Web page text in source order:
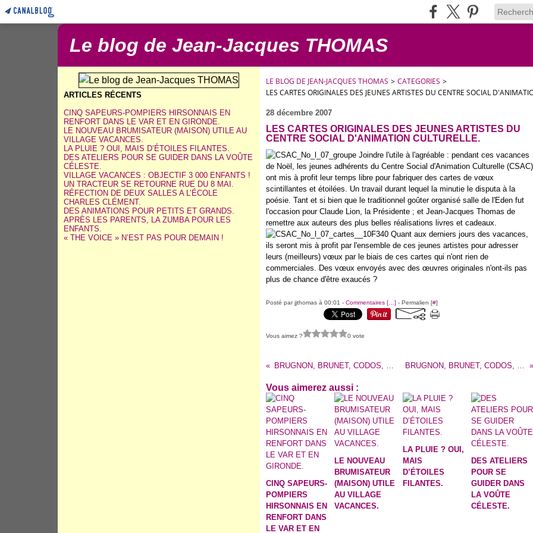
Le blog de Jean-Jacques THOMAS
ARTICLES RÉCENTS
CINQ SAPEURS-POMPIERS HIRSONNAIS EN
RENFORT DANS LE VAR ET EN GIRONDE.
LE NOUVEAU BRUMISATEUR (MAISON) UTILE AU
VILLAGE VACANCES.
LA PLUIE ? OUI, MAIS D’ÉTOILES FILANTES.
DES ATELIERS POUR SE GUIDER DANS LA VOÛTE
CÉLESTE.
VILLAGE VACANCES : OBJECTIF 3 000 ENFANTS !
UN TRACTEUR SE RETOURNE RUE DU 8 MAI.
RÉFECTION DE DEUX SALLES A L’ÉCOLE
CHARLES CLÉMENT.
DES ANIMATIONS POUR PETITS ET GRANDS.
APRÈS LES PARENTS, LA ZUMBA POUR LES
ENFANTS.
« THE VOICE » N’EST PAS POUR DEMAIN !
LE BLOG DE JEAN-JACQUES THOMAS > CATEGORIES >
LES CARTES ORIGINALES DES JEUNES ARTISTES DU CENTRE SOCIAL
28 décembre 2007
LES CARTES ORIGINALES DES JEUNES ARTISTES DU
CENTRE SOCIAL D'ANIMATION CULTURELLE.
Joindre l'utile à l'agréable : pendant ces vacances
de Noël, les jeunes adhérents du Centre Social d'Animation Culturelle (CSAC)
ont mis à profit leur temps libre pour fabriquer des cartes de vœux
scintillantes et étoilées. Un travail durant lequel la minutie le disputa à la
poésie. Tant et si bien que le traditionnel goûter organisé salle de l'Eden fut
l'occasion pour Claude Lion, la Présidente ; et Jean-Jacques Thomas de
remettre aux auteurs des plus belles réalisations livres et cadeaux.
Quant aux derniers jours des vacances,
ils seront mis à profit par l'ensemble de ces jeunes artistes pour adresser
leurs (meilleurs) vœux par le biais de ces cartes qui n'ont rien de
commerciales. Des vœux envoyés avec des œuvres originales n'ont-ils pas
plus de chance d'être exaucés ?
Posté par jjthomas à 00:01 - Commentaires [ ] - Permalien [#]
Vous aimez ? 0 vote
BRUGNON, BRUNET, CODOS, FISCHER, MAHOUDEAUX : DESTINS CROISÉS (1ère partie) BRUGNON, BRUNET, CODOS, FISCHER, MAHOUDEAUX : DESTINS CROISÉS (2e partie)
Vous aimerez aussi :
CINQ SAPEURS-
POMPIERS
HIRSONNAIS EN
RENFORT DANS
LE VAR ET EN
LE NOUVEAU
BRUMISATEUR
(MAISON) UTILE
AU VILLAGE
VACANCES.
LA PLUIE ? OUI,
MAIS
D’ÉTOILES
FILANTES.
DES ATELIERS
POUR SE
GUIDER DANS
LA VOÛTE
CÉLESTE.